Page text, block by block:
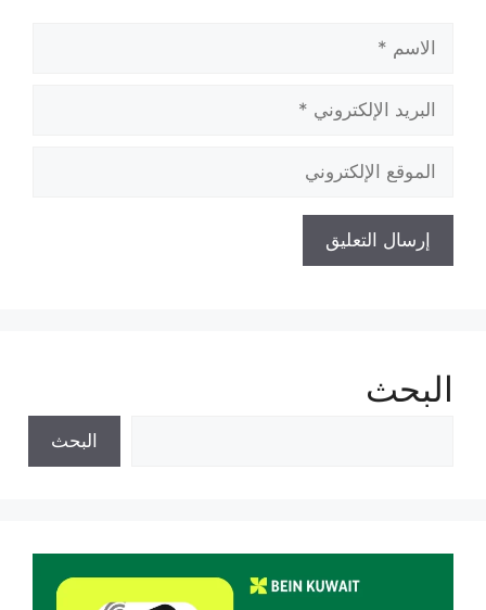
الاسم
البريد
الإلكتروني
الموقع
الإلكتروني
البحث
البحث